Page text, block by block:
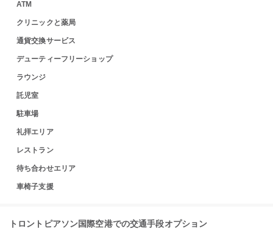
ATM
クリニックと薬局
通貨交換サービス
デューティーフリーショップ
ラウンジ
託児室
駐車場
礼拝エリア
レストラン
待ち合わせエリア
車椅子支援
トロントピアソン国際空港での交通手段オプション